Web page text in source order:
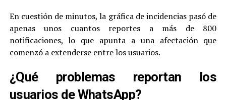
En cuestión de minutos, la gráfica de incidencias pasó de
apenas unos cuantos reportes a más de 800
notificaciones, lo que apunta a una afectación que
comenzó a extenderse entre los usuarios.
¿Qué problemas reportan los
usuarios de WhatsApp?